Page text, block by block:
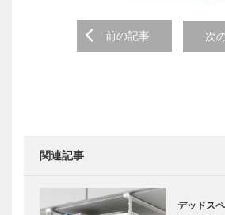
前の記事 次
関連記事
デッドス